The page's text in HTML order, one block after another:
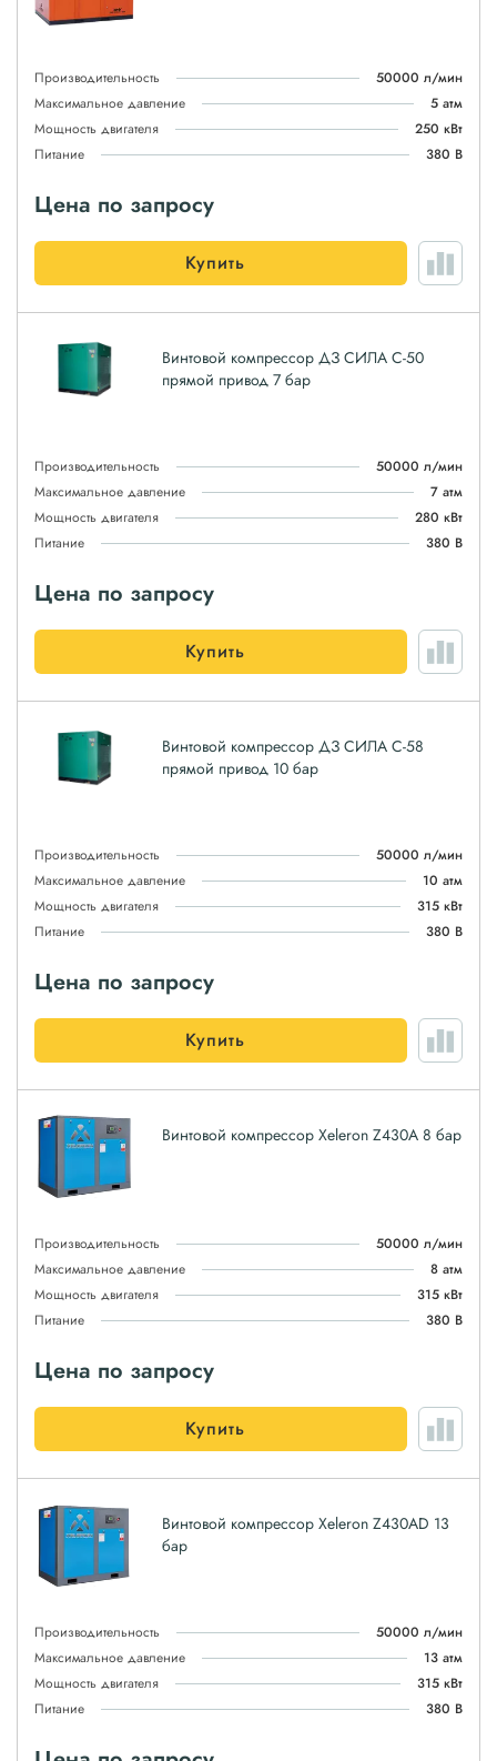
Производительность
50000 л/мин
Максимальное давление
5 атм
Мощность двигателя
250 кВт
Питание
380 В
Цена по запросу
Купить
Винтовой компрессор ДЗ СИЛА С-50
прямой привод 7 бар
Производительность
50000 л/мин
Максимальное давление
7 атм
Мощность двигателя
280 кВт
Питание
380 В
Цена по запросу
Купить
Винтовой компрессор ДЗ СИЛА С-58
прямой привод 10 бар
Производительность
50000 л/мин
Максимальное давление
10 атм
Мощность двигателя
315 кВт
Питание
380 В
Цена по запросу
Купить
Винтовой компрессор Xeleron Z430A 8 бар
Производительность
50000 л/мин
Максимальное давление
8 атм
Мощность двигателя
315 кВт
Питание
380 В
Цена по запросу
Купить
Винтовой компрессор Xeleron Z430AD 13
бар
Производительность
50000 л/мин
Максимальное давление
13 атм
Мощность двигателя
315 кВт
Питание
380 В